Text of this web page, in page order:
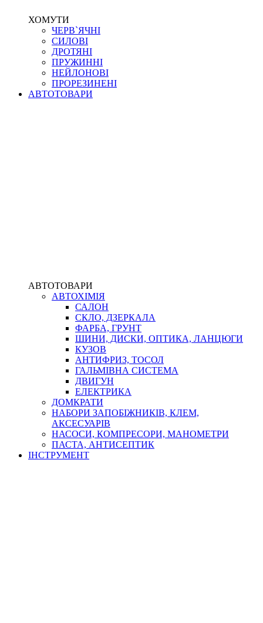
ХОМУТИ
ЧЕРВ`ЯЧНІ
СИЛОВІ
ДРОТЯНІ
ПРУЖИННІ
НЕЙЛОНОВІ
ПРОРЕЗИНЕНІ
АВТОТОВАРИ
АВТОТОВАРИ
АВТОХІМІЯ
САЛОН
СКЛО, ДЗЕРКАЛА
ФАРБА, ГРУНТ
ШИНИ, ДИСКИ, ОПТИКА, ЛАНЦЮГИ
КУЗОВ
АНТИФРИЗ, ТОСОЛ
ГАЛЬМІВНА СИСТЕМА
ДВИГУН
ЕЛЕКТРИКА
ДОМКРАТИ
НАБОРИ ЗАПОБІЖНИКІВ, КЛЕМ,
АКСЕСУАРІВ
НАСОСИ, КОМПРЕСОРИ, МАНОМЕТРИ
ПАСТА, АНТИСЕПТИК
ІНСТРУМЕНТ